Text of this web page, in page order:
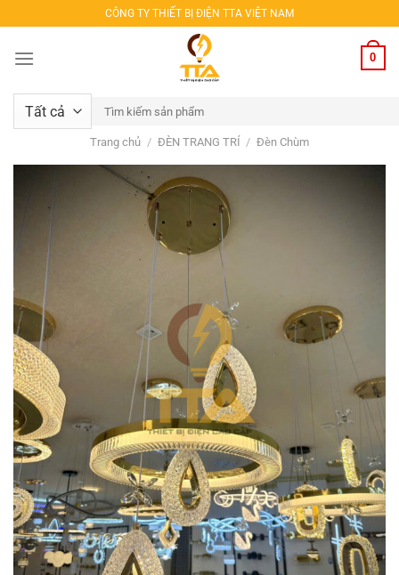
qua
nội
CÔNG TY THIẾT BỊ ĐIỆN TTA VIỆT NAM
0
Tìm
kiếm:
Trang chủ / ĐÈN TRANG TRÍ / Đèn Chùm